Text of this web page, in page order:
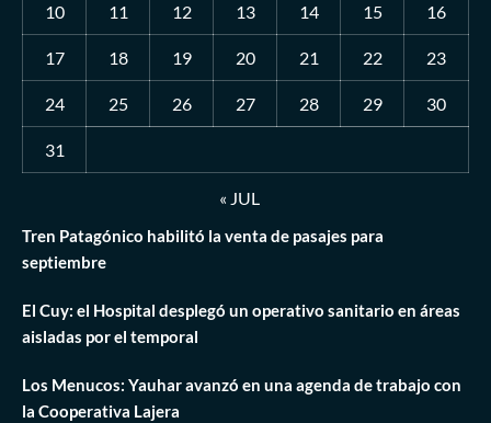
10 11 12 13 14 15 16
17 18 19 20 21 22 23
24 25 26 27 28 29 30
31
« JUL
Tren Patagónico habilitó la venta de pasajes para
septiembre
El Cuy: el Hospital desplegó un operativo sanitario en áreas
aisladas por el temporal
Los Menucos: Yauhar avanzó en una agenda de trabajo con
la Cooperativa Lajera